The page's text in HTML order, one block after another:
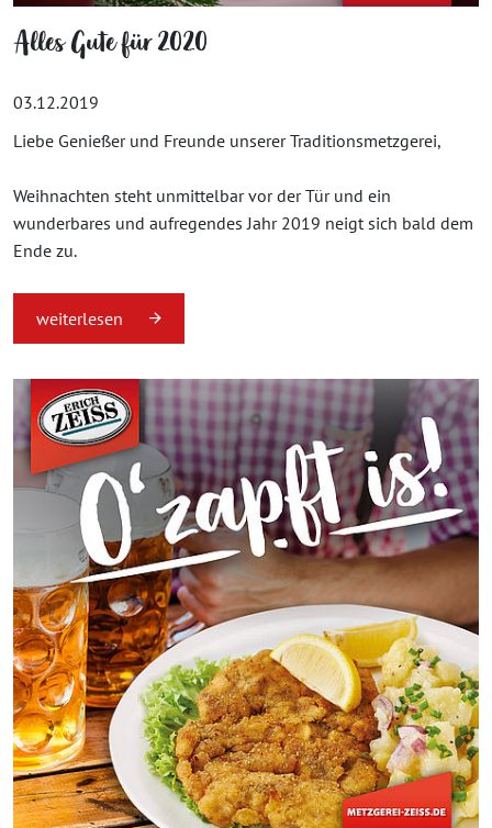
Alles Gute für 2020
03.12.2019
Liebe Genießer und Freunde unserer Traditionsmetzgerei,
Weihnachten steht unmittelbar vor der Tür und ein
wunderbares und aufregendes Jahr 2019 neigt sich bald dem
Ende zu.
weiterlesen